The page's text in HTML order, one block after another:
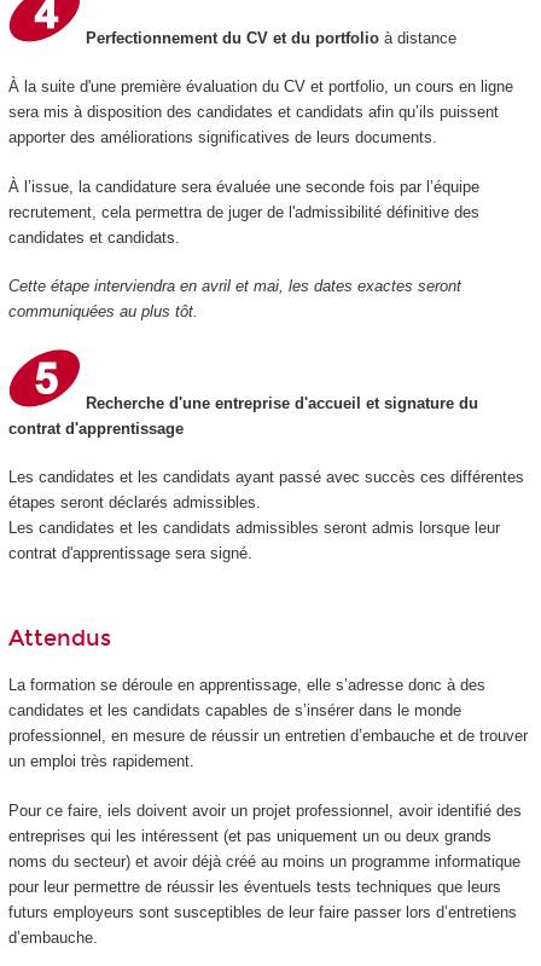
Perfectionnement du CV et du portfolioà distance
À la suite d'une première évaluation du CV et portfolio, un cours en ligne
sera mis à disposition des candidates et candidats afin qu’ils puissent
apporter des améliorations significatives de leurs documents.
À l’issue, la candidature sera évaluée une seconde fois par l’équipe
recrutement, cela permettra de juger de l'admissibilité définitive des
candidates et candidats.
Cette étape interviendra en avril et mai, les dates exactes seront
communiquées au plus tôt.
Recherche d'une entreprise d'accueil et signature du
contrat d'apprentissage
Les candidates et les candidats ayant passé avec succès ces différentes
étapes seront déclarés admissibles.
Les candidates et les candidats admissibles seront admis lorsque leur
contrat d'apprentissage sera signé.
Attendus
La formation se déroule en apprentissage, elle s’adresse donc à des
candidates et les candidats capables de s’insérer dans le monde
professionnel, en mesure de réussir un entretien d’embauche et de trouver
un emploi très rapidement.
Pour ce faire, iels doivent avoir un projet professionnel, avoir identifié des
entreprises qui les intéressent (et pas uniquement un ou deux grands
noms du secteur) et avoir déjà créé au moins un programme informatique
pour leur permettre de réussir les éventuels tests techniques que leurs
futurs employeurs sont susceptibles de leur faire passer lors d’entretiens
d’embauche.